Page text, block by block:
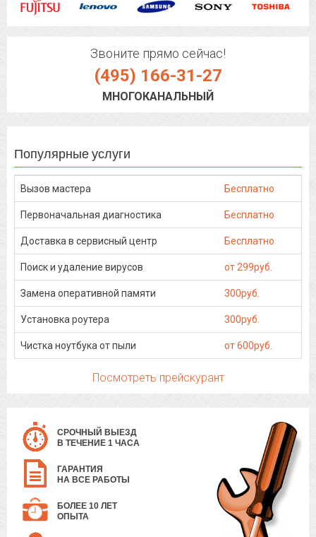
Звоните прямо сейчас!
(495) 166-31-27
МНОГОКАНАЛЬНЫЙ
Популярные услуги
Вызов мастера Бесплатно
Первоначальная диагностика Бесплатно
Доставка в сервисный центр Бесплатно
Поиск и удаление вирусов от 299руб.
Замена оперативной памяти 300руб.
Установка роутера 300руб.
Чистка ноутбука от пыли от 600руб.
Посмотреть прейскурант
СРОЧНЫЙ ВЫЕЗД
В ТЕЧЕНИЕ 1 ЧАСА
ГАРАНТИЯ
НА ВСЕ РАБОТЫ
БОЛЕЕ 10 ЛЕТ
ОПЫТА